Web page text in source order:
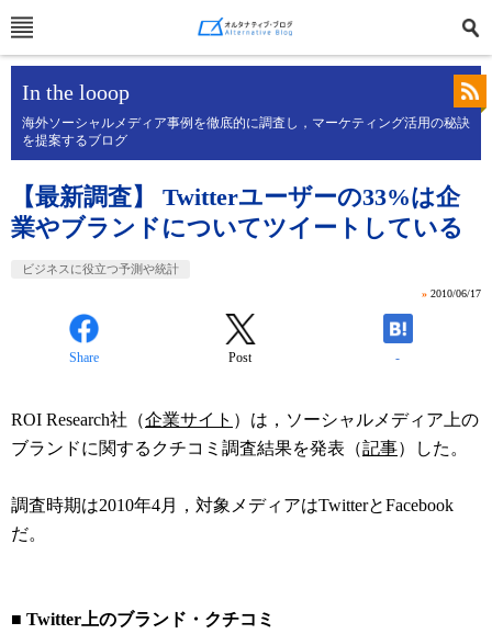
In the looop
海外ソーシャルメディア事例を徹底的に調査し，マーケティング活用の秘訣
を提案するブログ
【最新調査】 Twitterユーザーの33%は企
業やブランドについてツイートしている
ビジネスに役立つ予測や統計
» 2010/06/17
Share Post -
ROI Research社（企業サイト ）は，ソーシャルメディア上の
ブランドに関するクチコミ調査結果を発表（記事）した。
調査時期は2010年4月，対象メディアはTwitterとFacebook
だ。
■ Twitter上のブランド・クチコミ